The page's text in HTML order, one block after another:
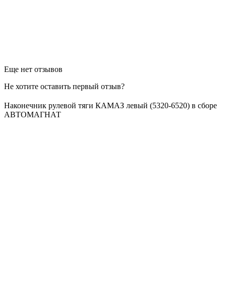
Еще нет отзывов
Не хотите оставить первый отзыв?
Наконечник рулевой тяги КАМАЗ левый (5320-6520) в сборе
АВТОМАГНАТ